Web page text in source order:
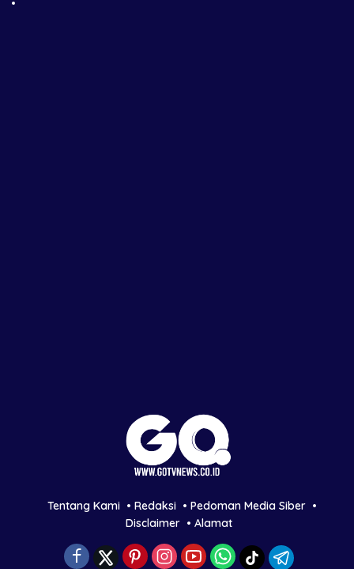
Tentang Kami Redaksi
Pedoman Media Siber
Disclaimer
Alamat